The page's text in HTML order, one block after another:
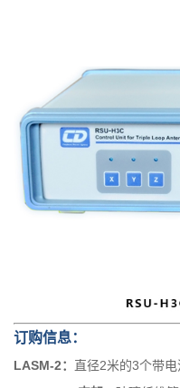
订购信息：
LASM-2： 直径2米的3个带